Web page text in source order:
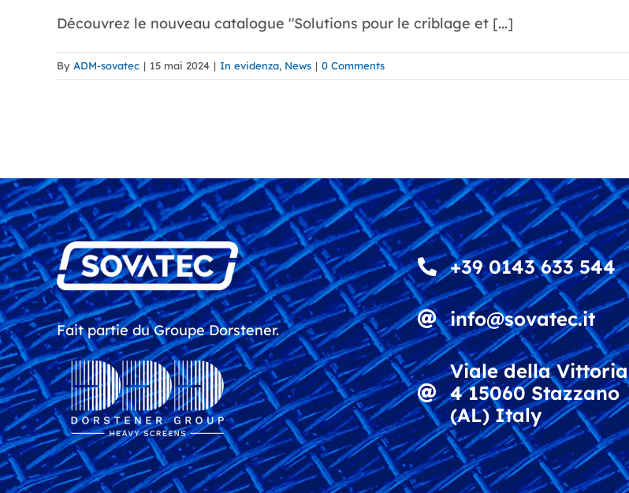
Découvrez le nouveau catalogue "Solutions pour le criblage et [...]
By ADM-sovatec | 15 mai 2024 | In evidenza, News | 0 Comments
Fait partie du Groupe Dorstener.
+39 0143 633 544
info@sovatec.it
Viale della Vittoria
4 15060 Stazzano
(AL) Italy